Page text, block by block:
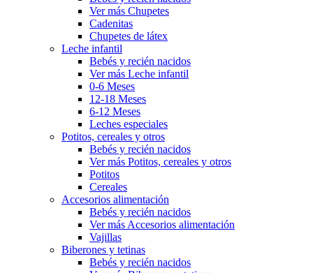
Ver más Chupetes
Cadenitas
Chupetes de látex
Leche infantil
Bebés y recién nacidos
Ver más Leche infantil
0-6 Meses
12-18 Meses
6-12 Meses
Leches especiales
Potitos, cereales y otros
Bebés y recién nacidos
Ver más Potitos, cereales y otros
Potitos
Cereales
Accesorios alimentación
Bebés y recién nacidos
Ver más Accesorios alimentación
Vajillas
Biberones y tetinas
Bebés y recién nacidos